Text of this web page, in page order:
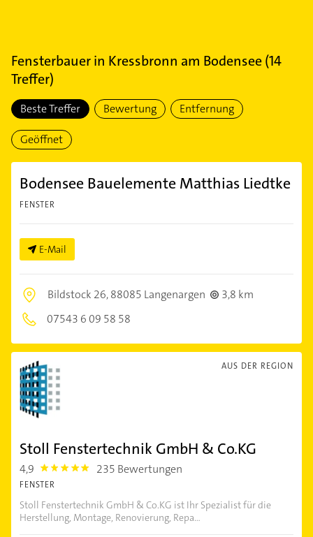
Fensterbauerin Kressbronn am Bodensee(14
Treffer)
Beste Treffer Bewertung Entfernung
Geöffnet
Bodensee Bauelemente Matthias Liedtke
FENSTER
E-Mail
Bildstock 26,88085 Langenargen
3,8 km
07543 6 09 58 58
AUS DER REGION
Stoll Fenstertechnik GmbH & Co.KG
4,9 4.9 235 Bewertungen
FENSTER
Stoll Fenstertechnik GmbH & Co.KG ist Ihr Spezialist für die
Herstellung, Montage, Renovierung, Repa...